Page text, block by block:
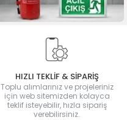
HIZLI TEKLİF & SİPARİŞ
Toplu alımlarınız ve projeleriniz
için web sitemizden kolayca
teklif isteyebilir, hızla sipariş
verebilirsiniz.